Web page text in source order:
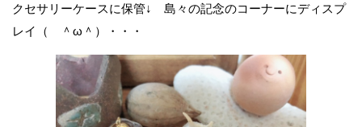
クセサリーケースに保管↓ 島々の記念のコーナーにディスプ
レイ（ ＾ω＾）・・・